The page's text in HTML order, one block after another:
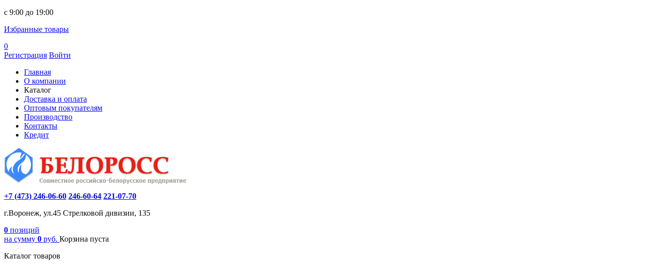
c 9:00 до 19:00
Избранные товары
0
Регистрация Войти
Главная
О компании
Каталог
Доставка и оплата
Оптовым покупателям
Производство
Контакты
Кредит
+7 (473) 246-06-60 246-60-64 221-07-70
г.Воронеж, ул.45 Стрелковой дивизии, 135
0 позиций
на сумму 0 руб. Корзина пуста
Каталог товаров